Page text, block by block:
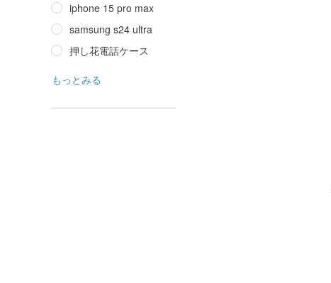
iphone 15 pro max
samsung s24 ultra
押し花電話ケース
もっとみる